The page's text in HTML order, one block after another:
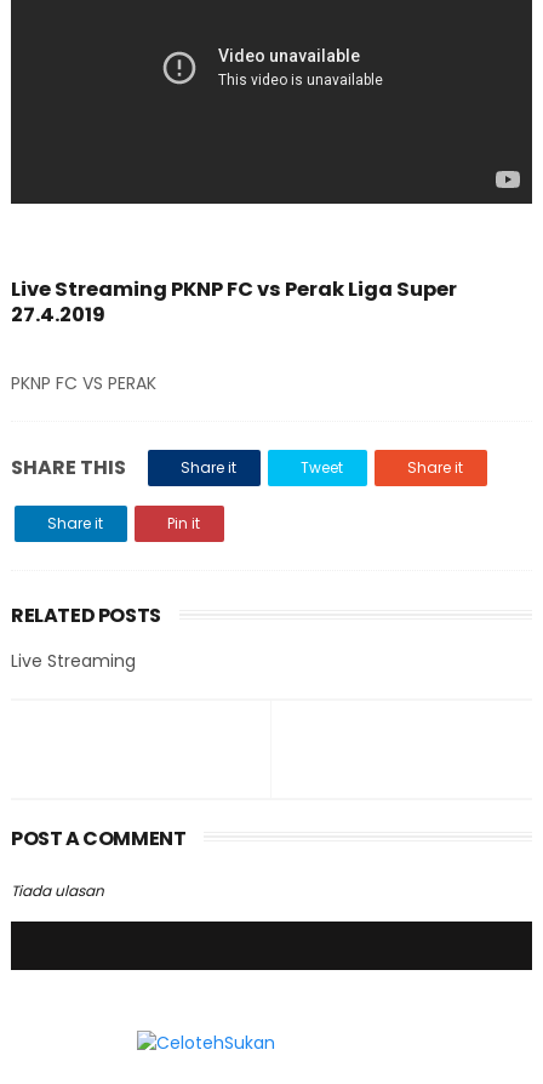
Live Streaming PKNP FC vs Perak Liga Super
27.4.2019
PKNP FC VS PERAK
SHARE THIS Share it Tweet Share it
Share it Pin it
RELATED POSTS
Live Streaming
POST A COMMENT
Tiada ulasan